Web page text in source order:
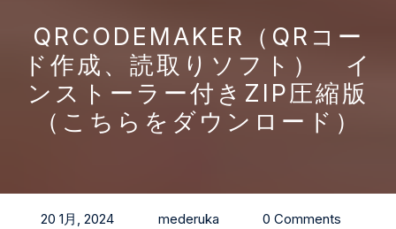
QRCODEMAKER（QRコー
ド作成、読取りソフト） イ
ンストーラー付きZIP圧縮版
（こちらをダウンロード）
20 1月, 2024 mederuka
0 Comments